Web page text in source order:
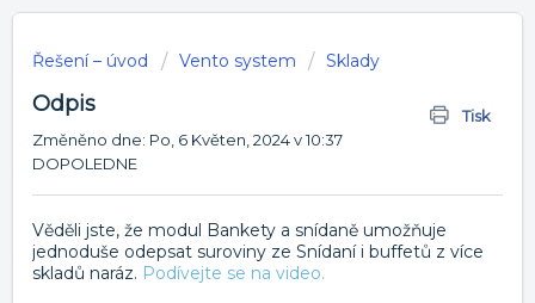
Řešení – úvod Vento system Sklady
Odpis
Tisk
Změněno dne: Po, 6 Květen, 2024 v 10:37
DOPOLEDNE
Věděli jste, že modul Bankety a snídaně umožňuje
jednoduše odepsat suroviny ze Snídaní i buffetů z více
skladů naráz. Podívejte se na video.